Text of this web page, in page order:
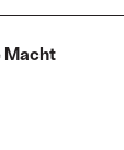
Macht